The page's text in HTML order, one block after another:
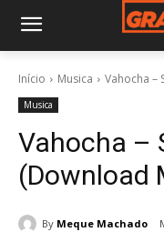
Início Musica Vahocha –
Musica
Vahocha –
(Download
By Meque Machado